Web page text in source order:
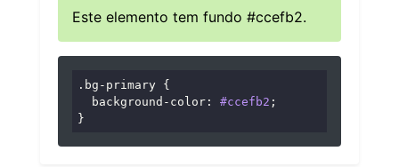
Este elemento tem fundo #ccefb2.
.bg-primary {
background-color : #ccefb2 ;
}